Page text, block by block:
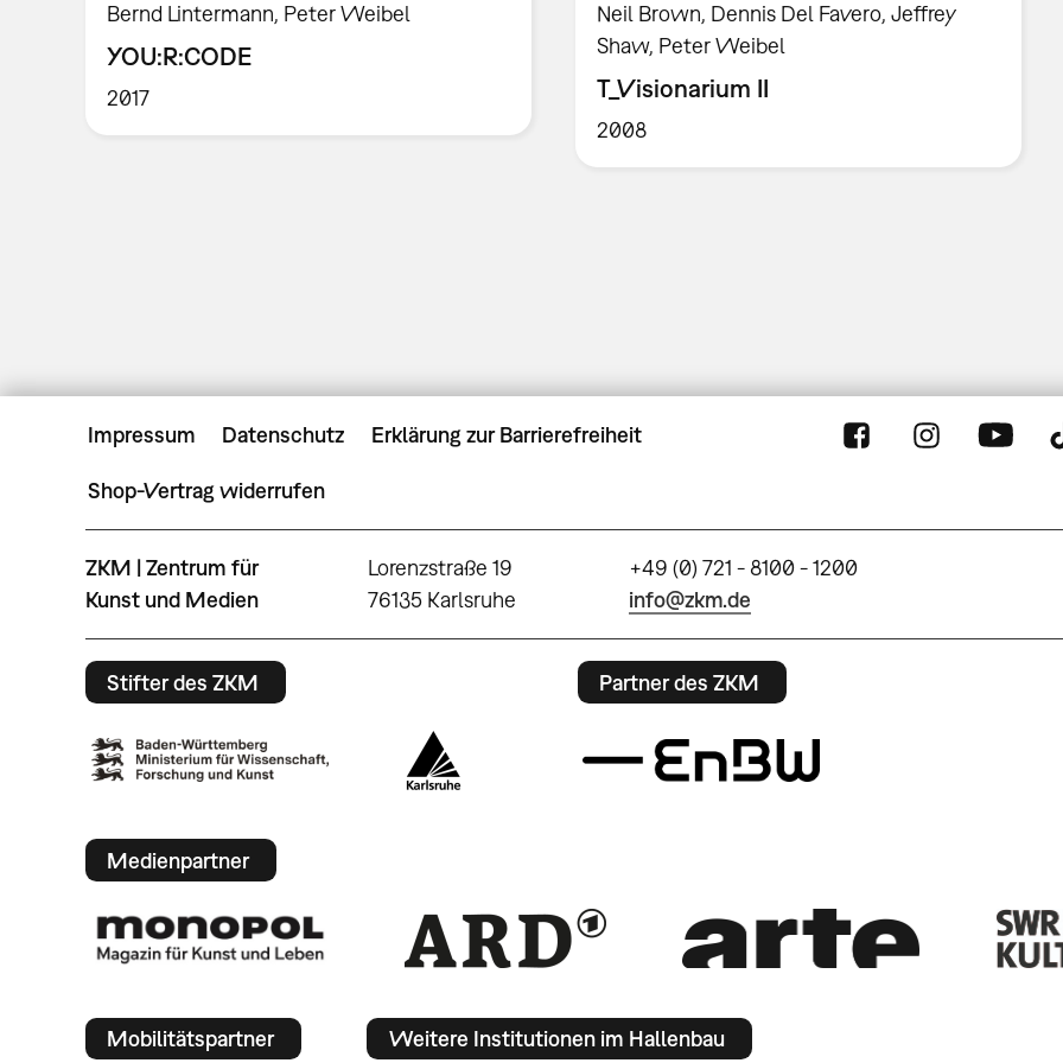
Bernd Lintermann, Peter Weibel
YOU:R:CODE
2017
Neil Brown, Dennis Del Favero, Jeffrey
Shaw, Peter Weibel
T_Visionarium II
2008
Impressum Datenschutz Erklärung zur Barrierefreiheit
Shop-Vertrag widerrufen
ZKM | Zentrum für
Kunst und Medien
Lorenzstraße 19
76135 Karlsruhe
+49 (0) 721 - 8100 - 1200
info@zkm.de
Stifter des ZKM Partner des ZKM
Medienpartner
Mobilitätspartner Weitere Institutionen im Hallenbau